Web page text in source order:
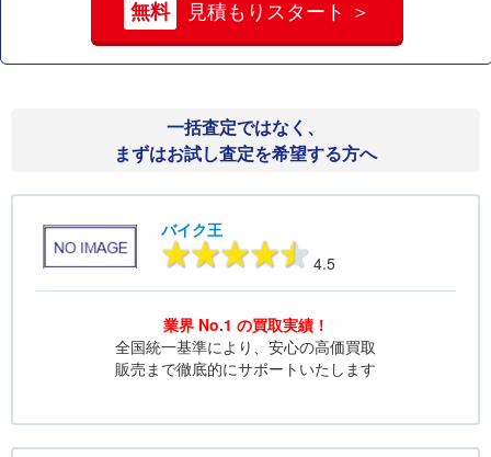
無料 見積もりスタート ＞
一括査定ではなく、
まずはお試し査定を希望する方へ
バイク王
4.5
業界 No.1 の買取実績！
全国統一基準により、安心の高価買取
販売まで徹底的にサポートいたします